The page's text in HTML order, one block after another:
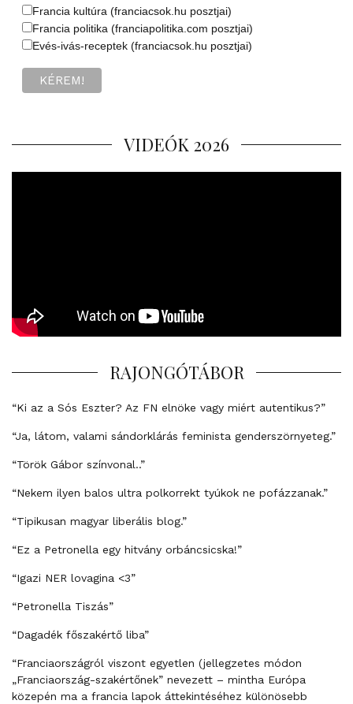
Francia kultúra (franciacsok.hu posztjai)
Francia politika (franciapolitika.com posztjai)
Evés-ivás-receptek (franciacsok.hu posztjai)
VIDEÓK 2026
RAJONGÓTÁBOR
“Ki az a Sós Eszter? Az FN elnöke vagy miért autentikus?”
“Ja, látom, valami sándorklárás feminista genderszörnyeteg.”
“Török Gábor színvonal..”
“Nekem ilyen balos ultra polkorrekt tyúkok ne pofázzanak.”
“Tipikusan magyar liberális blog.”
“Ez a Petronella egy hitvány orbáncsicska!”
“Igazi NER lovagina <3”
“Petronella Tiszás”
“Dagadék főszakértő liba”
“Franciaországról viszont egyetlen (jellegzetes módon
„Franciaország-szakértőnek” nevezett – mintha Európa
közepén ma a francia lapok áttekintéséhez különösebb